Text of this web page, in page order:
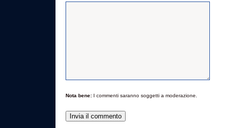
Nota bene: I commenti saranno soggetti a moderazione.